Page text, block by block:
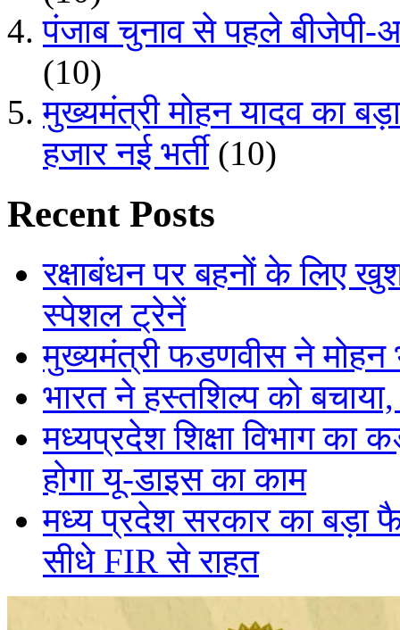
पंजाब चुनाव से पहले
(10)
मुख्यमंत्री मोहन यादव का
हजार नई भर्ती (10)
Recent Posts
रक्षाबंधन पर बहनों के लिए
स्पेशल ट्रेनें
मुख्यमंत्री फडणवीस ने मोहन
भारत ने हस्तशिल्प को
मध्यप्रदेश शिक्षा विभाग
होगा यू-डाइस का काम
मध्य प्रदेश सरकार का बड़ा
सीधे FIR से राहत